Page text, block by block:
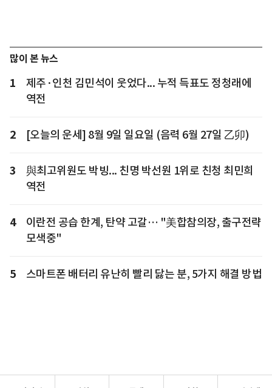
많이 본 뉴스
1
제주·인천 김민석이 웃었다... 누적 득표도 정청래에
역전
2 [오늘의 운세] 8월 9일 일요일 (음력 6월 27일 乙卯)
3
與최고위원도 박빙... 친명 박선원 1위로 친청 최민희
역전
4
이란전 공습 한계, 탄약 고갈… "美합참의장, 출구전략
모색중"
5 스마트폰 배터리 유난히 빨리 닳는 분, 5가지 해결 방법